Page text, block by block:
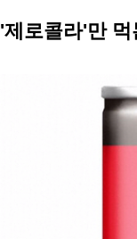
'제로콜라'만